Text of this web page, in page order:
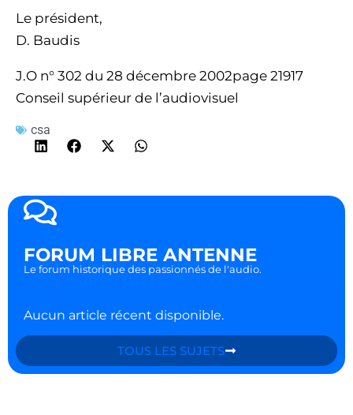
Le président,
D. Baudis
J.O n° 302 du 28 décembre 2002page 21917
Conseil supérieur de l’audiovisuel
csa
FORUM LIBRE ANTENNE
Le forum historique des passionnés de l'audio.
Aucun article récent disponible.
TOUS LES SUJETS